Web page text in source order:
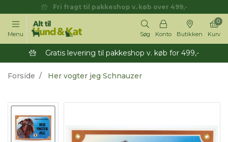
Fri fragt til pakkeshop v. køb over 499,-
Menu Søg Konto Butikken Kurv
0
Gratis levering til pakkeshop v. køb for 499,-
Forside Her vogter jeg Schnauzer